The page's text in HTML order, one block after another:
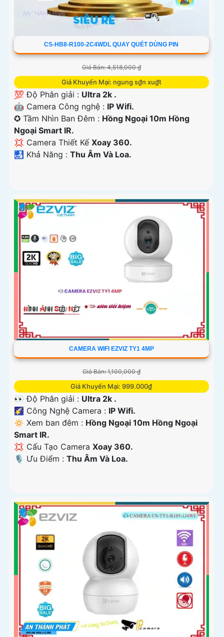
CS-HB8-R100-2C4WDL QUAY QUÉT DÙNG PIN
Giá Bán: 4,518,000 ₫
Giá Khuyến Mại: ngung s₫n xu₫t
💯 Độ Phân giải : Ultra 2k .
🤖️ Camera Công nghệ : IP Wifi.
✪ Tầm Nhìn Ban Đêm : Hồng Ngoại 10m Hồng
Ngoại Smart IR.
💢 Camera Thiết Kế Xoay 360.
️🛃 Khả Năng : Thu Âm Và Loa.
CAMERA WIFI EZVIZ TY1 4MP
Giá Bán: 1,100,000 ₫
Giá Khuyến Mại: 999.000₫
👀 Độ Phân giải : Ultra 2k .
🌠 Công Nghệ Camera : IP Wifi.
🔅 Xem ban đêm : Hồng Ngoại 10m Hồng Ngoại
Smart IR.
💢 Cấu Tạo Camera Xoay 360.
️🎙 Ưu Điểm : Thu Âm Và Loa.